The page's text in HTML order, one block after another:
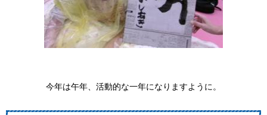
今年は午年、活動的な一年になりますように。